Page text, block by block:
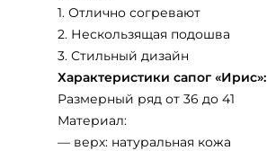
1. Отлично согревают
2. Нескользящая подошва
3. Стильный дизайн
Характеристики сапог «Ирис»:
Размерный ряд от 36 до 41
Материал:
— верх: натуральная кожа